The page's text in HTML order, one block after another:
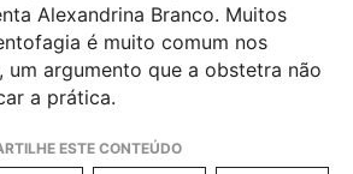
Alexandrina Branco. Muitos
é muito comum nos
um argumento que a obstetra não
a prática.